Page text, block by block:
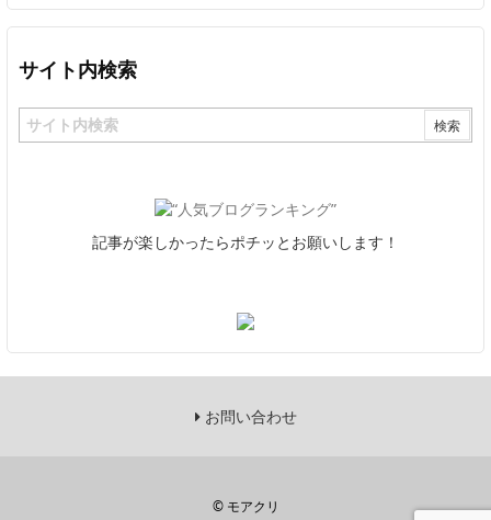
サイト内検索
記事が楽しかったらポチッとお願いします！
お問い合わせ
© モアクリ